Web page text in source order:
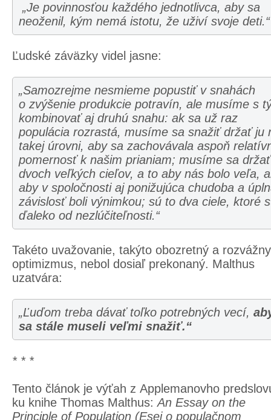
„Je povinnosťou každého jednotlivca, aby sa
neoženil, kým nemá istotu, že uživí svoje deti.“
Ľudské záväzky videl jasne:
„Samozrejme nesmieme popustiť v snahách
o zvýšenie produkcie potravín, ale musíme s
kombinovať aj druhú snahu: ak sa už raz
populácia rozrastá, musíme sa snažiť držať ju
takej úrovni, aby sa zachovávala aspoň
pomernosť k našim prianiam; musíme sa držať
dvoch veľkých cieľov, a to aby nás bolo veľa,
aby v spoločnosti aj ponižujúca chudoba a
závislosť boli výnimkou; sú to dva ciele, ktoré
ďaleko od nezlúčiteľnosti.“
Takéto uvažovanie, takýto obozretný a rozvážny
optimizmus, nebol dosiaľ prekonaný. Malthus
uzatvára:
„Ľuďom treba dávať toľko potrebných vecí,
sa stále museli veľmi snažiť.“
* * *
Tento článok je výťah z Applemanovho
ku knihe Thomas Malthus: An Essay on the
Principle of Population (Esej o populačnom